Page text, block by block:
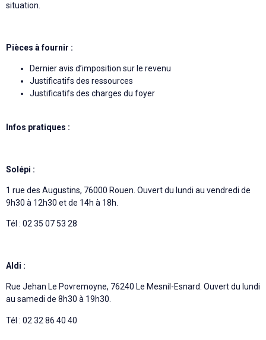
situation.
Pièces à fournir :
Dernier avis d’imposition sur le revenu
Justificatifs des ressources
Justificatifs des charges du foyer
Infos pratiques :
Solépi :
1 rue des Augustins, 76000 Rouen. Ouvert du lundi au vendredi de
9h30 à 12h30 et de 14h à 18h.
Tél : 02 35 07 53 28
Aldi :
Rue Jehan Le Povremoyne, 76240 Le Mesnil-Esnard. Ouvert du lundi
au samedi de 8h30 à 19h30.
Tél : 02 32 86 40 40